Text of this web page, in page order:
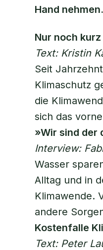
Hand nehmen.
Nur noch
Text: Kristin
Seit
Klimaschutz
die
sich das
»Wir sind der
Interview:
Wasser
Alltag und in
Klimawende.
andere
Kostenfalle
Text: Peter